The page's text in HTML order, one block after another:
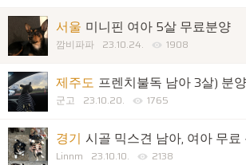
서울 미니핀 여아 5살 무료분양
깜비파파 23.10.24. 1908
제주도 프렌치불독 남아 3살) 분양
군고 23.10.20. 1765
경기 시골 믹스견 남아, 여아 무료
Linnm 23.10.10. 2138